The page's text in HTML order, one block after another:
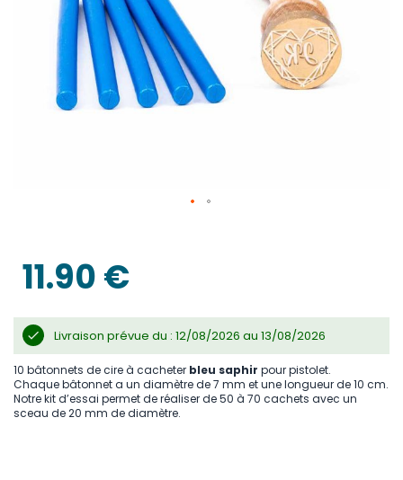
beginning
the
gallery
11.90 €
Livraison prévue du : 12/08/2026 au 13/08/2026
10 bâtonnets de cire à cacheter bleu saphir pour pistolet.
Chaque bâtonnet a un diamètre de 7 mm et une longueur de 10 cm.
Notre kit d’essai permet de réaliser de 50 à 70 cachets avec un
sceau de 20 mm de diamètre.